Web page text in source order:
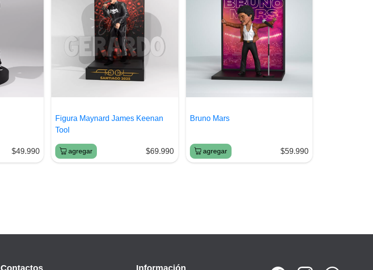
$49.990
Figura Maynard James Keenan
Tool
agregar $69.990
Bruno Mars
agregar $59.990
Contactos Información